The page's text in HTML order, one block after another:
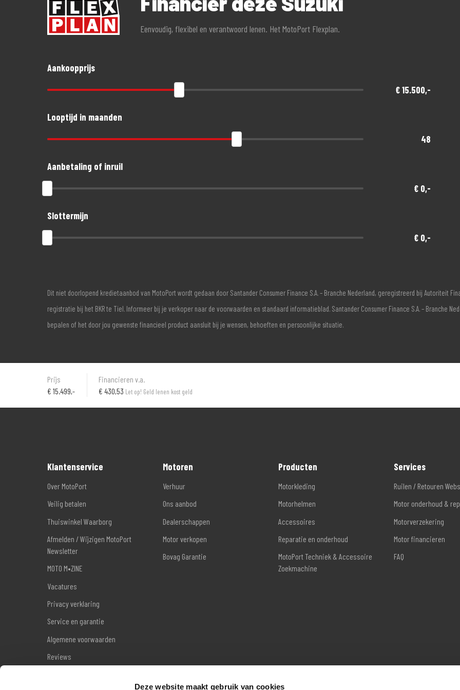
Deze website maakt gebruik van cookies
- Geen alarmverplichting!
- 3 jaar aanschaf- of taxatiewaardevergoeding mogelijk. Geen afschrijving!
Eenvoudig, flexibel en verantwoord lenen. Het MotoPort Flexplan.
Aankoopprijs
€ 15.500,-
Looptijd in maanden
48
Aanbetaling of inruil
€ 0,-
Slottermijn
€ 0,-
Dit niet doorlopend kredietaanbod van MotoPort wordt gedaan door Santander Consumer Finance S.A. – Branche Nederland, geregistreerd bij Autoriteit
registratie bij het BKR te Tiel. Informeer bij je verkoper naar de voorwaarden en standaard informatieblad. Santander Consumer Finance S.A. – Branche
bepalen of het door jou gewenste financieel product aansluit bij je wensen, behoeften en persoonlijke situatie.
Prijs
€ 15.499,-
Financieren v.a.
€ 430,53 Let op! Geld lenen kost geld
Klantenservice
Over MotoPort
Veilig betalen
Thuiswinkel Waarborg
Afmelden / Wijzigen MotoPort
Newsletter
MOTO M•ZINE
Vacatures
Privacy verklaring
Service en garantie
Algemene voorwaarden
Reviews
Motoren
Verhuur
Ons aanbod
Dealerschappen
Motor verkopen
Bovag Garantie
Producten
Motorkleding
Motorhelmen
Accessoires
Reparatie en onderhoud
MotoPort Techniek & Accessoire
Zoekmachine
Services
Ruilen / Retouren
Motor onderhoud &
Motorverzekering
Motor financieren
FAQ